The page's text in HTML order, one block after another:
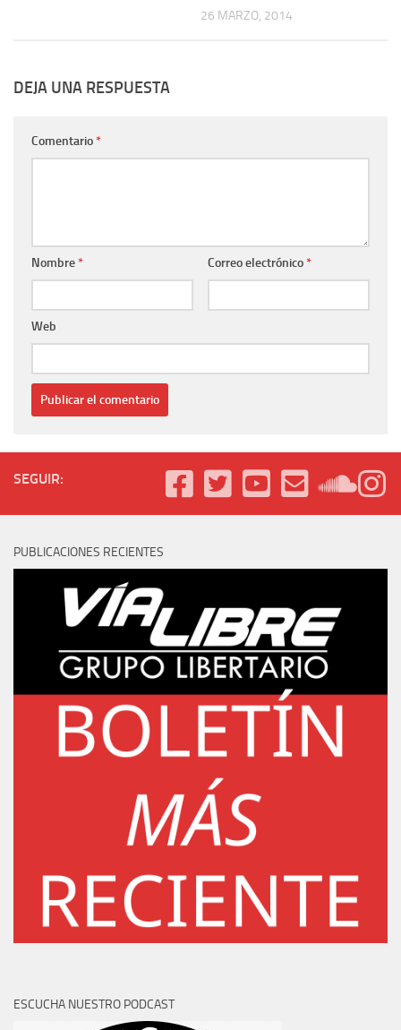
26 MARZO, 2014
DEJA UNA RESPUESTA
Comentario*
Nombre* Correo electrónico*
Web
SEGUIR:
PUBLICACIONES RECIENTES
ESCUCHA NUESTRO PODCAST